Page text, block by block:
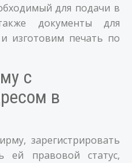
для подачи в
документы для
изготовим печать по
с
в
зарегистрировать
правовой статус,